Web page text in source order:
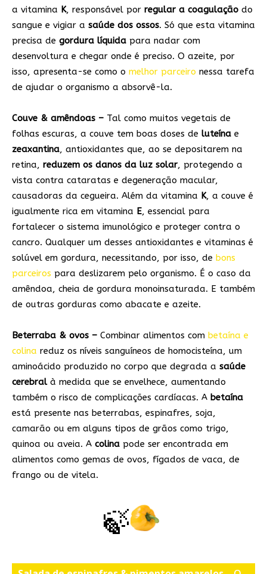
a vitamina K, responsável por regular a coagulação do
sangue e vigiar a saúde dos ossos. Só que esta vitamina
precisa de gordura líquida para nadar com
desenvoltura e chegar onde é preciso. O azeite, por
isso, apresenta-se como o melhor parceiro nessa tarefa
de ajudar o organismo a absorvê-la.
Couve & amêndoas – Tal como muitos vegetais de
folhas escuras, a couve tem boas doses de luteína e
zeaxantina, antioxidantes que, ao se depositarem na
retina, reduzem os danos da luz solar, protegendo a
vista contra cataratas e degeneração macular,
causadoras da cegueira. Além da vitamina K, a couve é
igualmente rica em vitamina E, essencial para
fortalecer o sistema imunológico e proteger contra o
cancro. Qualquer um desses antioxidantes e vitaminas é
solúvel em gordura, necessitando, por isso, de bons
parceiros para deslizarem pelo organismo. É o caso da
amêndoa, cheia de gordura monoinsaturada. E também
de outras gorduras como abacate e azeite.
Beterraba & ovos – Combinar alimentos com betaína e
colina reduz os níveis sanguíneos de homocisteína, um
aminoácido produzido no corpo que degrada a saúde
cerebralà medida que se envelhece, aumentando
também o risco de complicações cardíacas. A betaína
está presente nas beterrabas, espinafres, soja,
camarão ou em alguns tipos de grãos como trigo,
quinoa ou aveia. A colina pode ser encontrada em
alimentos como gemas de ovos, fígados de vaca, de
frango ou de vitela.
🍃